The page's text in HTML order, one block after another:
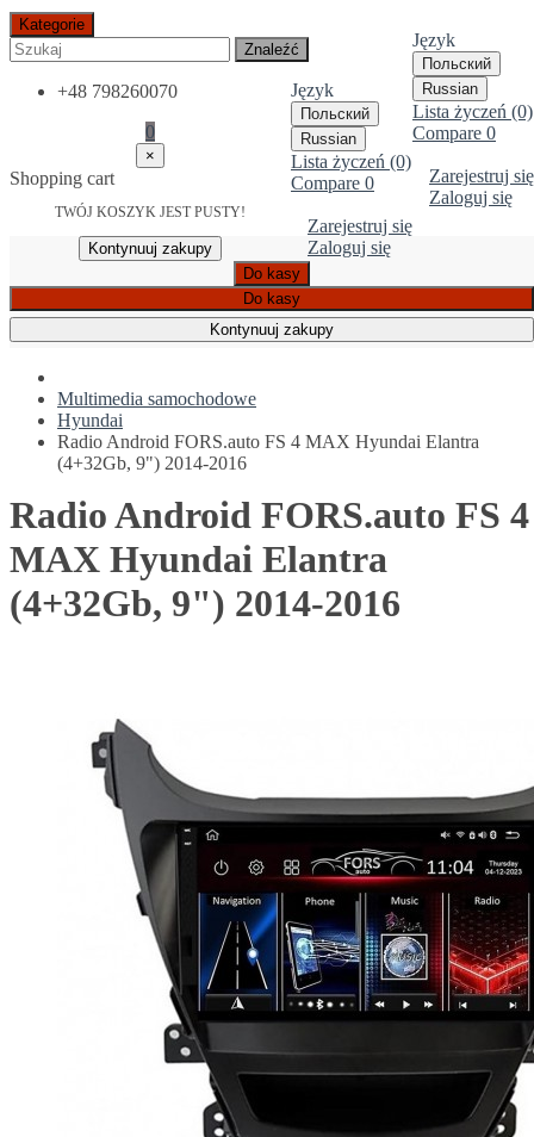
Język
Польский
Russian
Lista życzeń (0)
Compare 0
Zarejestruj się
Zaloguj się
Kategorie
Znaleźć
Język
Польский
Russian
Lista życzeń (0)
Compare 0
Zarejestruj się
Zaloguj się
+48 798260070
0
×
Shopping cart
TWÓJ KOSZYK JEST PUSTY!
Kontynuuj zakupy
Do kasy
Do kasy
Kontynuuj zakupy
Multimedia samochodowe
Hyundai
Radio Android FORS.auto FS 4 MAX Hyundai Elantra
(4+32Gb, 9") 2014-2016
Radio Android FORS.auto FS 4
MAX Hyundai Elantra
(4+32Gb, 9") 2014-2016